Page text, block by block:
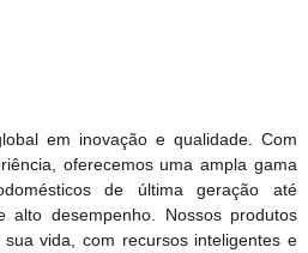
em inovação e qualidade. Com
oferecemos uma ampla gama
de última geração até
alto desempenho. Nossos produtos
vida, com recursos inteligentes e